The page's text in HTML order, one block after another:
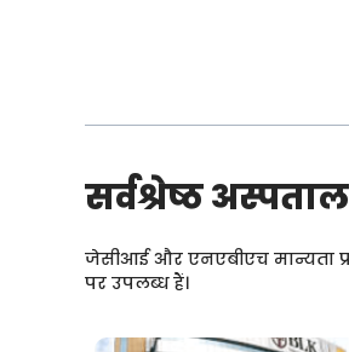
सर्वश्रेष्ठ अस्पताल
जेसीआई और एनएबीएच मान्यता
पर उपलब्ध हैं।